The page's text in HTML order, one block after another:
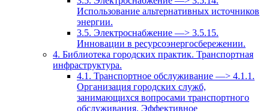
Использование альтернативных источников
энергии.
3.5. Электроснабжение —> 3.5.15.
Инновации в ресурсоэнергосбережении.
4. Библиотека городских практик. Транспортная
инфраструктура.
4.1. Транспортное обслуживание —> 4.1.1.
Организация городских служб,
занимающихся вопросами транспортного
обслуживания. Эффективное